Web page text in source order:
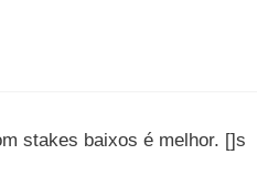
stakes baixos é melhor. []s